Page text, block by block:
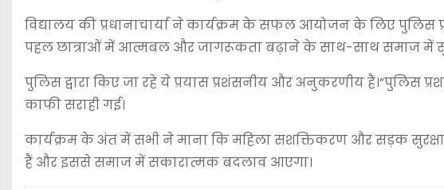
विद्यालय की प्रधानाचार्या ने कार्यक्रम के सफल आयोजन के लिए पुलिस
पहल छात्राओं में आत्मबल और जागरूकता बढ़ाने के साथ-साथ समाज में
पुलिस द्वारा किए जा रहे ये प्रयास प्रशंसनीय और अनुकरणीय हैं।”पुलिस
काफी सराही गई।
कार्यक्रम के अंत में सभी ने माना कि महिला सशक्तिकरण और सड़क
हैं और इससे समाज में सकारात्मक बदलाव आएगा।